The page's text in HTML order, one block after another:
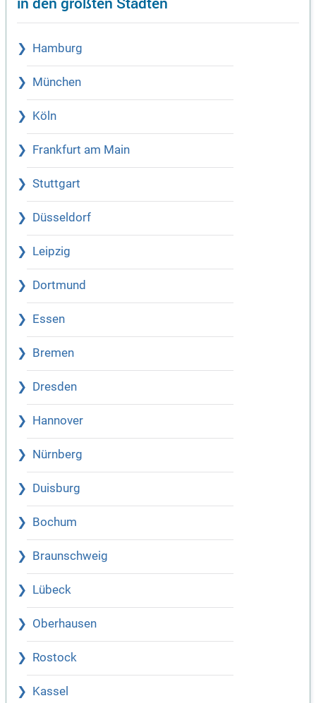
Hamburg
München
Köln
Frankfurt am Main
Stuttgart
Düsseldorf
Leipzig
Dortmund
Essen
Bremen
Dresden
Hannover
Nürnberg
Duisburg
Bochum
Braunschweig
Lübeck
Oberhausen
Rostock
Kassel